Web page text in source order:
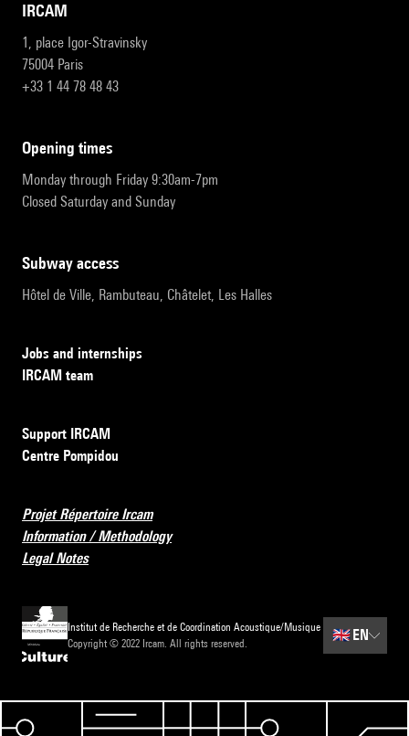
IRCAM
1, place Igor-Stravinsky
75004 Paris
+33 1 44 78 48 43
opening times
Monday through Friday 9:30am-7pm
Closed Saturday and Sunday
subway access
Hôtel de Ville, Rambuteau, Châtelet, Les Halles
Jobs and internships
IRCAM team
Support IRCAM
Centre Pompidou
Projet Répertoire Ircam
Information / Methodology
Legal Notes
Institut de Recherche et de Coordination Acoustique/Musique
Copyright © 2022 Ircam. All rights reserved.
🇬🇧 EN